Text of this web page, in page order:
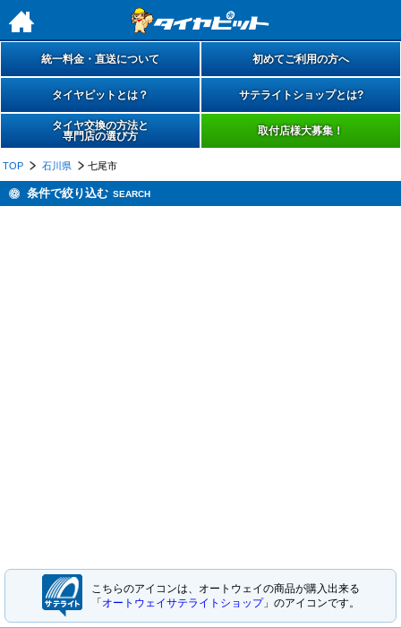
h
統一料金・直送について 初めてご利用の方へ
タイヤピットとは？ サテライトショップとは?
タイヤ交換の方法と
専門店の選び方
取付店様大募集！
TOP 石川県 七尾市
条件で絞り込む SEARCH
こちらのアイコンは、オートウェイの商品が購入出来る
「 オートウェイサテライトショップ」のアイコンです。